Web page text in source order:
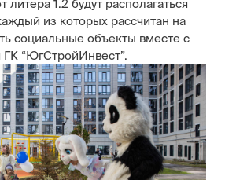
литера 1.2 будут располагаться
из которых рассчитан на
социальные объекты вместе с
“ЮгСтройИнвест”.